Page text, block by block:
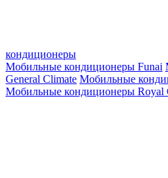
кондиционеры
Мобильные кондиционеры Funai
General Climate Мобильные
Мобильные кондиционеры Royal